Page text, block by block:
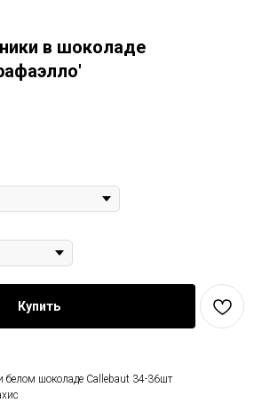
в шоколаде
Купить
белом шоколаде Callebaut 34-36шт